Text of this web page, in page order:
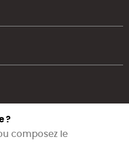
?
composez le